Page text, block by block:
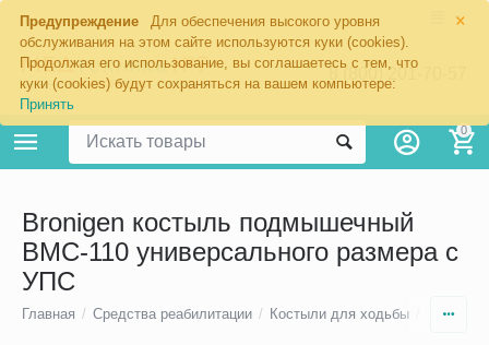
×
Предупреждение
Для обеспечения высокого уровня
обслуживания на этом сайте используются куки (cookies).
Продолжая его использование, вы соглашаетесь с тем, что
куки (cookies) будут сохраняться на вашем компьютере:
Принять
8 (800) 201-70-57
0
Bronigen костыль подмышечный
BMC-110 универсального размера с
УПС
Главная / Средства реабилитации / Костыли для ходьбы